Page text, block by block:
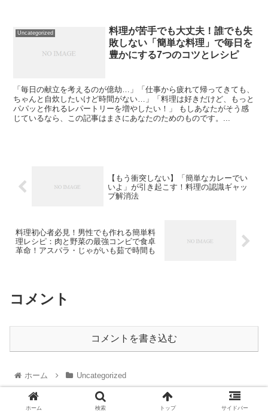
Uncategorized
料理が苦手でも大丈夫！誰でも失
敗しない「簡単な料理」で毎日を
豊かにする7つのコツとレシピ
「毎日の献立を考えるのが億劫…」「仕事から疲れて帰ってきても、
ちゃんと自炊したいけど時間がない…」「料理は好きだけど、もっと
パパッと作れるレパートリーを増やしたい！」 もしあなたがそう感
じているなら、この記事はまさにあなたのためのものです。...
【もう衝突しない】「簡単なカレーでい
いよ」が引き起こす！料理の認識ギャッ
プ解消法
料理初心者必見！男性でも作れる簡単料
理レシピ：肉と野菜の最強コンビで食卓
革命！アスパラ・じゃがいも茹で時間も
コメント
コメントを書き込む
ホーム Uncategorized
ホーム 検索 トップ サイドバー